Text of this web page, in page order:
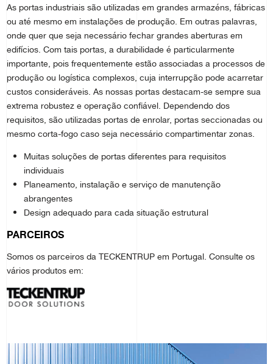
As portas industriais são utilizadas em grandes armazéns, fábricas
ou até mesmo em instalações de produção. Em outras palavras,
onde quer que seja necessário fechar grandes aberturas em
edifícios. Com tais portas, a durabilidade é particularmente
importante, pois frequentemente estão associadas a processos de
produção ou logística complexos, cuja interrupção pode acarretar
custos consideráveis. As nossas portas destacam-se sempre sua
extrema robustez e operação confiável. Dependendo dos
requisitos, são utilizadas portas de enrolar, portas seccionadas ou
mesmo corta-fogo caso seja necessário compartimentar zonas.
Muitas soluções de portas diferentes para requisitos
individuais
Planeamento, instalação e serviço de manutenção
abrangentes
Design adequado para cada situação estrutural
PARCEIROS
Somos os parceiros da TECKENTRUP em Portugal. Consulte os
vários produtos em: